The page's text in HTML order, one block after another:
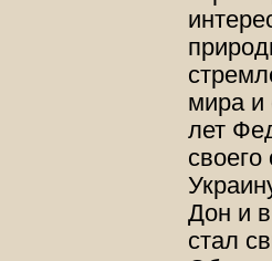
мира и
лет
Дон и
стал